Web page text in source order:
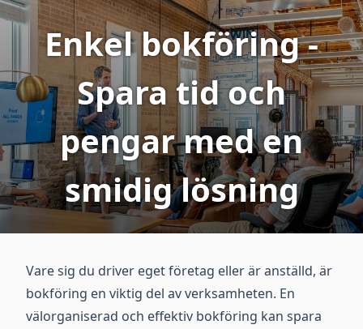
Enkel bokföring -
Spara tid och
pengar med en
smidig lösning
Vare sig du driver eget företag eller är anställd, är
bokföring en viktig del av verksamheten. En
välorganiserad och effektiv bokföring kan spara